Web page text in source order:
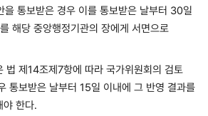
을 통보받은 경우 이를 통보받은 날부터 30일
해당 중앙행정기관의 장에게 서면으로
법 제14조제7항에 따라 국가위원회의 검토
통보받은 날부터 15일 이내에 그 반영 결과를
야 한다.